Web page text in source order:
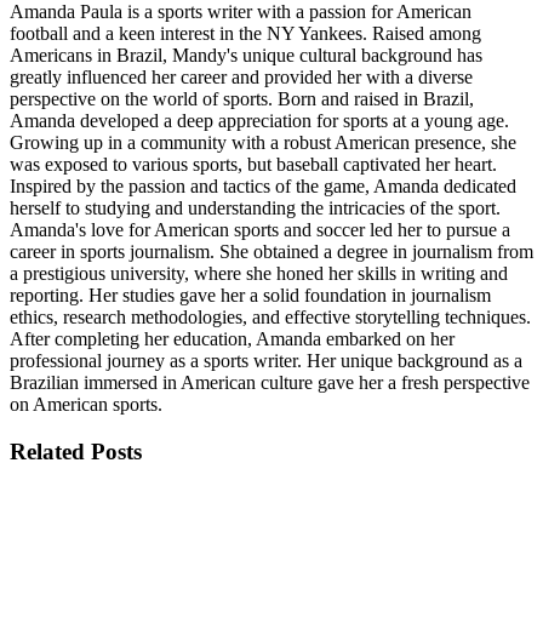
Amanda Paula is a sports writer with a passion for American
football and a keen interest in the NY Yankees. Raised among
Americans in Brazil, Mandy's unique cultural background has
greatly influenced her career and provided her with a diverse
perspective on the world of sports. Born and raised in Brazil,
Amanda developed a deep appreciation for sports at a young age.
Growing up in a community with a robust American presence, she
was exposed to various sports, but baseball captivated her heart.
Inspired by the passion and tactics of the game, Amanda dedicated
herself to studying and understanding the intricacies of the sport.
Amanda's love for American sports and soccer led her to pursue a
career in sports journalism. She obtained a degree in journalism from
a prestigious university, where she honed her skills in writing and
reporting. Her studies gave her a solid foundation in journalism
ethics, research methodologies, and effective storytelling techniques.
After completing her education, Amanda embarked on her
professional journey as a sports writer. Her unique background as a
Brazilian immersed in American culture gave her a fresh perspective
on American sports.
Related Posts